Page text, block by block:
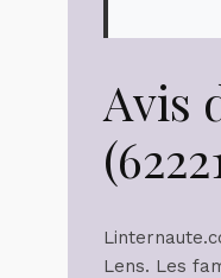
Avis
Lens. Les